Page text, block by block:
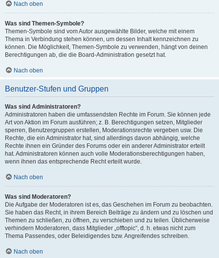
Nach oben
Was sind Themen-Symbole?
Themen-Symbole sind vom Autor ausgewählte Bilder, welche mit einem
Thema in Verbindung stehen können, um dessen Inhalt kennzeichnen zu
können. Die Möglichkeit, Themen-Symbole zu verwenden, hängt von deinen
Berechtigungen ab, die die Board-Administration gesetzt hat.
Nach oben
Benutzer-Stufen und Gruppen
Was sind Administratoren?
Administratoren haben die umfassendsten Rechte im Forum. Sie können jede
Art von Aktion im Forum ausführen; z. B. Berechtigungen setzen, Mitglieder
sperren, Benutzergruppen erstellen, Moderationsrechte vergeben usw. Die
Rechte, die ein Administrator hat, sind allerdings davon abhängig, welche
Rechte ihnen ein Gründer des Forums oder ein anderer Administrator erteilt
hat. Administratoren können auch volle Moderationsberechtigungen haben,
wenn ihnen das entsprechende Recht erteilt wurde.
Nach oben
Was sind Moderatoren?
Die Aufgabe der Moderatoren ist es, das Geschehen im Forum zu beobachten.
Sie haben das Recht, in ihrem Bereich Beiträge zu ändern und zu löschen und
Themen zu schließen, zu öffnen, zu verschieben und zu teilen. Üblicherweise
verhindern Moderatoren, dass Mitglieder „offtopic“, d. h. etwas nicht zum
Thema Passendes, oder Beleidigendes bzw. Angreifendes schreiben.
Nach oben